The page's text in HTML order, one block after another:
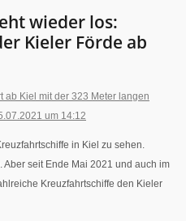
wieder los:
Kieler Förde ab
ab Kiel mit der 323 Meter langen
um 14:12
in Kiel zu sehen.
seit Ende Mai 2021 und auch im
Kreuzfahrtschiffe den Kieler